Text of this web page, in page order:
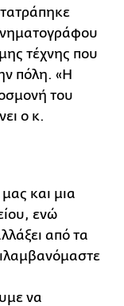
τέχνης που
πόλη. «Η
του
ο κ.
και μια
ενώ
από τα
να